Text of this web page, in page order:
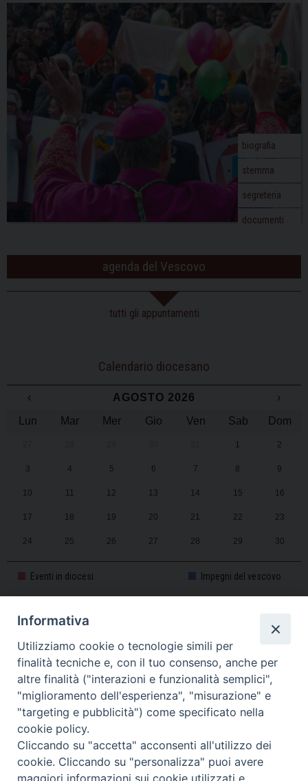
biografia
stemma
segreteria
documenti
agenda del Vescovo
tutti gli appuntamenti
Calendario diocesano
‹ AGOSTO 2026
›
Lun
Mar Mer Gio Ven Sab Dom
1 2
3 4 5 6 7 8 9
10 11 12 13 14 15 16
17 18 19 20 21 22 23
24 25 26 27 28 29 30
31 1 2 3 4 5 6
Eventi in diocesi Impegni del vescovo
CALENDARIO PASTORALE 2025-2026
Informativa
Utilizziamo cookie o tecnologie simili per
finalità tecniche e, con il tuo consenso, anche per
altre finalità ("interazioni e funzionalità semplici",
"miglioramento dell'esperienza", "misurazione" e
"targeting e pubblicità") come specificato nella
cookie policy.
Cliccando su "accetta" acconsenti all'utilizzo dei
cookie. Cliccando su "personalizza" puoi avere